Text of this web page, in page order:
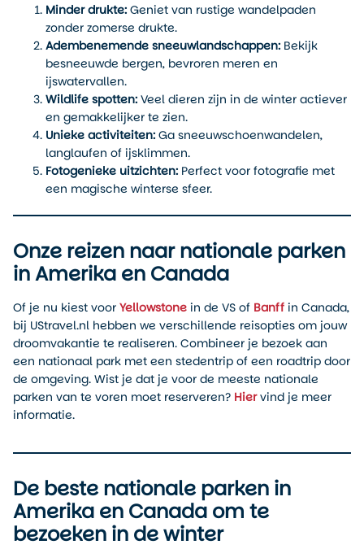
Minder drukte: Geniet van rustige wandelpaden
zonder zomerse drukte.
Adembenemende sneeuwlandschappen: Bekijk
besneeuwde bergen, bevroren meren en
ijswatervallen.
Wildlife spotten: Veel dieren zijn in de winter actiever
en gemakkelijker te zien.
Unieke activiteiten: Ga sneeuwschoenwandelen,
langlaufen of ijsklimmen.
Fotogenieke uitzichten: Perfect voor fotografie met
een magische winterse sfeer.
Onze reizen naar nationale parken
in Amerika en Canada
Of je nu kiest voor Yellowstone in de VS of Banff in Canada,
bij UStravel.nl hebben we verschillende reisopties om jouw
droomvakantie te realiseren. Combineer je bezoek aan
een nationaal park met een stedentrip of een roadtrip door
de omgeving. Wist je dat je voor de meeste nationale
parken van te voren moet reserveren? Hiervind je meer
informatie.
De beste nationale parken in
Amerika en Canada om te
bezoeken in de winter